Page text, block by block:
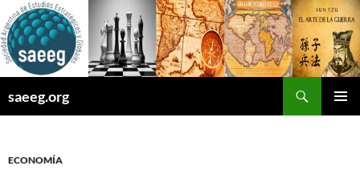
Saltar
al
contenido
saeeg.org
ECONOMÍA